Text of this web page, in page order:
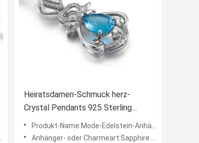
Heiratsdamen-Schmuck herz-
Crystal Pendants 925 Sterling
Silver Chain Necklace Womens
Produkt-Name:Mode-Edelstein-Anhänger
Anhänger- oder Charmeart:Sapphire Pendants, Edelstein-Anhänger, Steinanhänger einer